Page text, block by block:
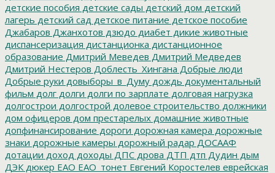
детские пособия детские сады детский дом детский
лагерь детский сад детское питание детское пособие
Джабаров Джанхотов дзюдо диабет дикие животные
диспансеризация дистанционка дистанционное
образование Дмитрий Меведев Дмитрий Медведев
Дмитрий Нестеров Доблесть_Хингана Добрые люди
Добрые руки довыборы_в_Думу дождь документальный
фильм долг долги долги по зарплате долговая нагрузка
долгострои долгострой долевое строительство должники
дом офицеров дом престарелых домашние животные
допфинансирование дороги дорожная камера дорожные
знаки дорожные камеры дорожный радар ДОСААФ
дотации доход доходы ДПС дрова ДТП дтп Дудин дым
ДЭК дюкер ЕАО ЕАО_тонет Евгений Коростелев еврейская